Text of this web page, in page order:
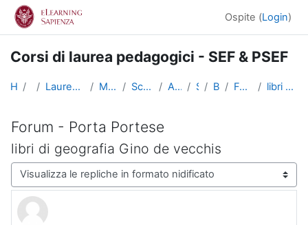
Vai al contenuto principale
Ospite (Login)
Corsi di laurea pedagogici - SEF & PSEF
Home Corsi Lauree triennali, magistrali, a ciclo unico Medicina e Psicologia Scienze dell'Educazione Altri insegnamenti SciEdu2 Benvenuti! Forum - Porta Portese libri di geografia Gino de vecchis
Forum - Porta Portese
libri di geografia Gino de vecchis
Modalità visualizzazione